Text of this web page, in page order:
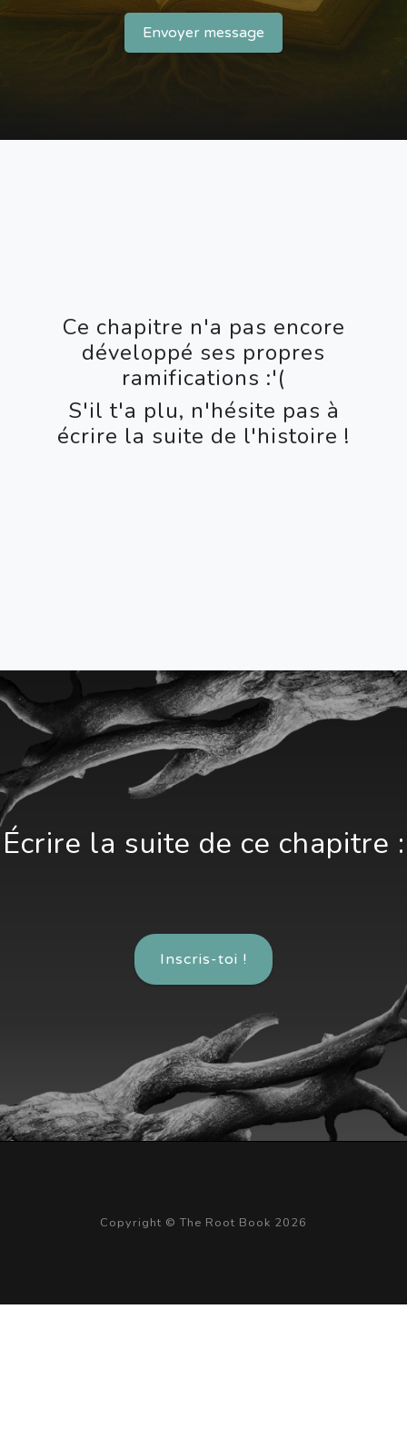
Envoyer message
Ce chapitre n'a pas encore
développé ses propres
ramifications :'(
S'il t'a plu, n'hésite pas à
écrire la suite de l'histoire !
Écrire la suite de ce chapitre :
Inscris-toi !
Copyright © The Root Book 2026